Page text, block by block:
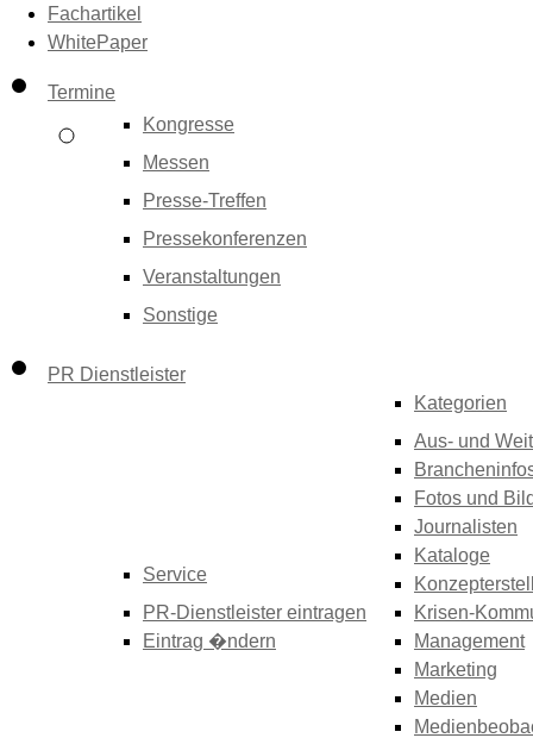
Fachartikel
WhitePaper
Termine
Kongresse
Messen
Presse-Treffen
Pressekonferenzen
Veranstaltungen
Sonstige
PR Dienstleister
Service
PR-Dienstleister eintragen
Eintrag �ndern
Kategorien
Aus- und
Fotos und
Journalisten
Kataloge
Krisen-
Management
Marketing
Medien